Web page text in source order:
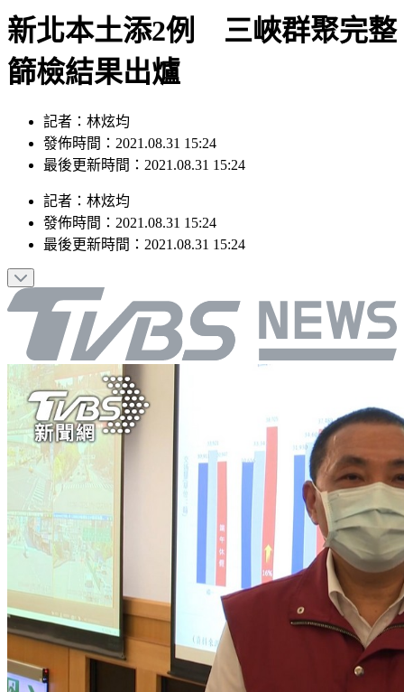
新北本土添2例 三峽群聚完整
篩檢結果出爐
記者：林炫均
發佈時間：2021.08.31 15:24
記者：林炫均
發佈時間：2021.08.31 15:24